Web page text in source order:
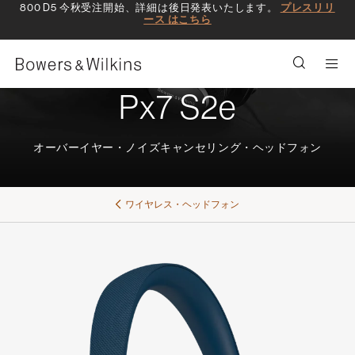
800 D5 今秋受注開始、詳細は後日発表いたします。 プレスリリ
ース はこちら
Px7 S2e
オーバーイヤー・ノイズキャンセリング・ヘッドフォン
ワイヤレス・ヘッドフォン​